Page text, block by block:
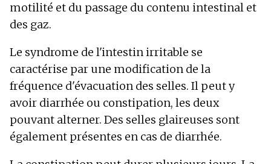
motilité et du passage du contenu intestinal et
des gaz.
Le syndrome de l'intestin irritable se
caractérise par une modification de la
fréquence d'évacuation des selles. Il peut y
avoir diarrhée ou constipation, les deux
pouvant alterner. Des selles glaireuses sont
également présentes en cas de diarrhée.